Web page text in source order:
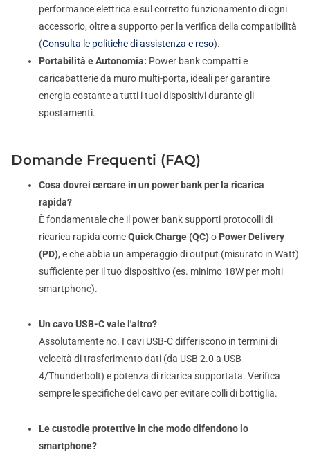
performance elettrica e sul corretto funzionamento di ogni
accessorio, oltre a supporto per la verifica della compatibilità
(Consulta le politiche di assistenza e reso).
Portabilità e Autonomia: Power bank compatti e
caricabatterie da muro multi-porta, ideali per garantire
energia costante a tutti i tuoi dispositivi durante gli
spostamenti.
Domande Frequenti (FAQ)
Cosa dovrei cercare in un power bank per la ricarica
rapida?
È fondamentale che il power bank supporti protocolli di
ricarica rapida comeQuick Charge (QC)o Power Delivery
(PD), e che abbia un amperaggio di output (misurato in Watt)
sufficiente per il tuo dispositivo (es. minimo 18W per molti
smartphone).
Un cavo USB-C vale l'altro?
Assolutamente no. I cavi USB-C differiscono in termini di
velocità di trasferimento dati (da USB 2.0 a USB
4/Thunderbolt) e potenza di ricarica supportata. Verifica
sempre le specifiche del cavo per evitare colli di bottiglia.
Le custodie protettive in che modo difendono lo
smartphone?